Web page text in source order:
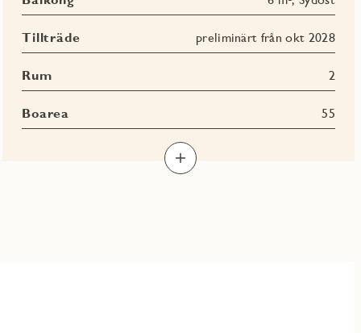
Tillträde preliminärt från okt 2028
Rum 2
Boarea 55